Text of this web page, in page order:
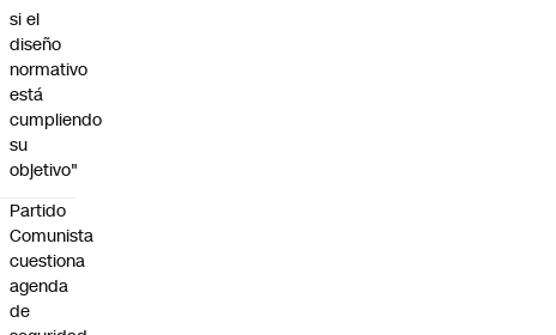
si el
diseño
normativo
está
cumpliendo
su
objetivo"
Partido
Comunista
cuestiona
agenda
de